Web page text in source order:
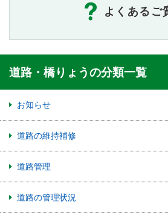
よくあるご
道路・橋りょうの分類一覧
お知らせ
道路の維持補修
道路管理
道路の管理状況